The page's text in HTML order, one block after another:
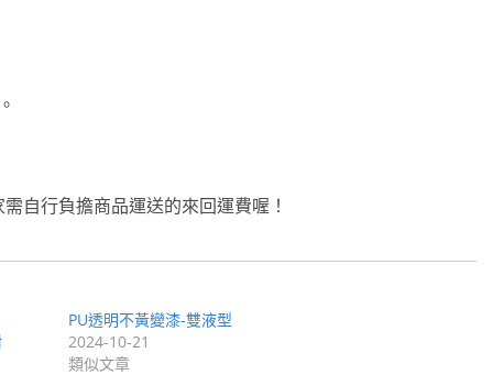
自行負擔商品運送的來回運費喔！
PU透明不黃變漆-雙液型
2024-10-21
類似文章